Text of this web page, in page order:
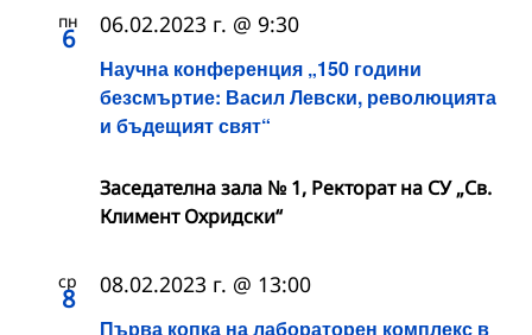
пн
6
Научна конференция „150 години
безсмъртие: Васил Левски, революцията
и бъдещият свят“
06.02.2023 г. @ 9:30
Заседателна зала № 1, Ректорат на СУ „Св.
Климент Охридски“
ср
8
Първа копка на лабораторен комплекс в
08.02.2023 г. @ 13:00